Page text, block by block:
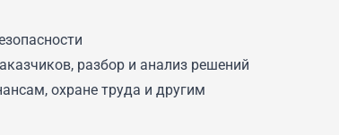
разбор и анализ решений
охране труда и другим